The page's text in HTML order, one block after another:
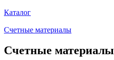
Каталог
Счетные материалы
Счетные материалы